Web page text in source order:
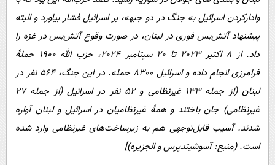
وادارکردن اسرائیل به جنگ در دو جبهه، بر اسرائیل فشار بیاورد و البته
پیشنهاد آتش‌بس فوری در لبنان، در صورت وقوع آتش‌بس در غزه را
داد. از 8 اکتبر 2023 تا 20 سپتامبر 2024، حزب الله 1900 حملۀ
فرامرزی انجام داده و اسرائیل 8300 حمله. در این جنگ، 564 نفر در
لبنان (از جمله 133 غیرنظامی و 52 نفر در اسرائیل (از جمله 27
غیرنظامی) جان باختند و همۀ غیرنظامیان در اسرائیل و لبنان آواره
شدند. آسیب قابل‌توجهی هم به زیرساخت‌های غیرنظامی وارد شده
است. (منبع: آسوشیتدپرس و الجزیره)]